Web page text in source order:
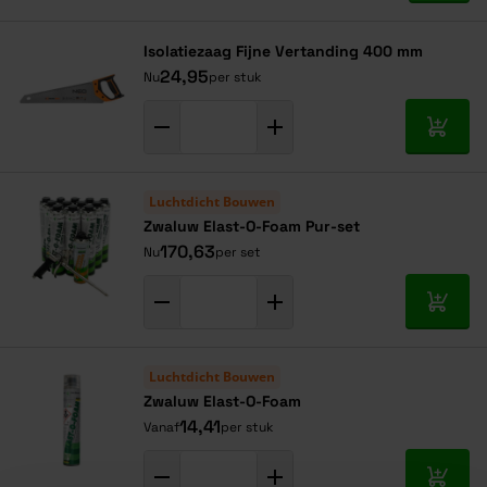
5,04 6,51
Isolatiezaag Fijne Vertanding 400 mm
Nu24,95per stuk
In
Luchtdicht Bouwen
Zwaluw Elast-O-Foam Pur-set
Nu170,63per set
In
Luchtdicht Bouwen
Zwaluw Elast-O-Foam
Vanaf14,41per stuk